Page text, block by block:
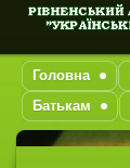
Головна
Батькам